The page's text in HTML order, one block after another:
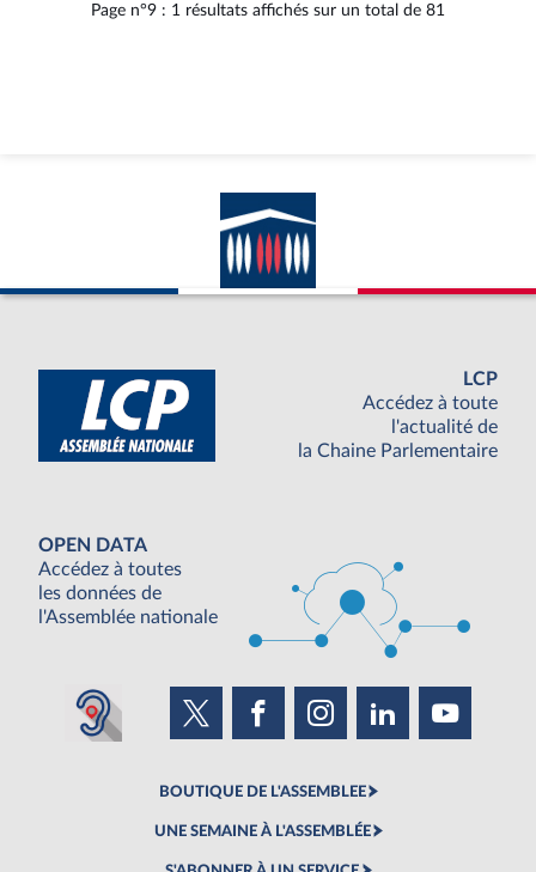
Page n°9 : 1 résultats affichés sur un total de 81
LCP
Accédez à toute
l'actualité de
la Chaine Parlementaire
OPEN DATA
Accédez à toutes
les données de
l'Assemblée nationale
BOUTIQUE DE L'ASSEMBLEE
UNE SEMAINE À L'ASSEMBLÉE